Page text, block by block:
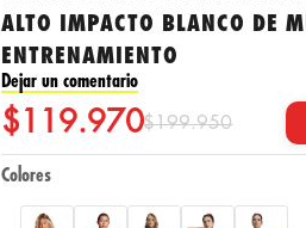
ALTO IMPACTO BLANCO DE
ENTRENAMIENTO
Dejar un comentario
$ 119.970$199.950
Colores